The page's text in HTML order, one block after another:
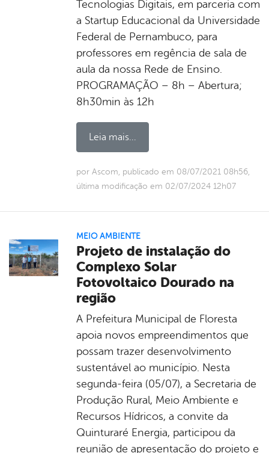
Tecnologias Digitais, em parceria com
a Startup Educacional da Universidade
Federal de Pernambuco, para
professores em regência de sala de
aula da nossa Rede de Ensino.
PROGRAMAÇÃO – 8h – Abertura;
8h30min às 12h
Leia mais...
por Ascom, publicado em 08/07/2021 08h56,
última modificação em 02/07/2024 12h07
MEIO AMBIENTE
Projeto de instalação do
Complexo Solar
Fotovoltaico Dourado na
região
A Prefeitura Municipal de Floresta
apoia novos empreendimentos que
possam trazer desenvolvimento
sustentável ao município. Nesta
segunda-feira (05/07), a Secretaria de
Produção Rural, Meio Ambiente e
Recursos Hídricos, a convite da
Quinturaré Energia, participou da
reunião de apresentação do projeto e